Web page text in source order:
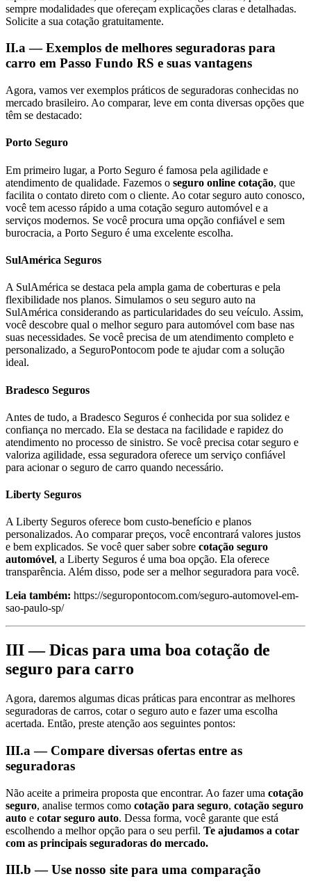
sempre modalidades que ofereçam explicações claras e detalhadas.
Solicite a sua cotação gratuitamente.
II.a — Exemplos de melhores seguradoras para
carro em Passo Fundo RS e suas vantagens
Agora, vamos ver exemplos práticos de seguradoras conhecidas no
mercado brasileiro. Ao comparar, leve em conta diversas opções que
têm se destacado:
Porto Seguro
Em primeiro lugar, a Porto Seguro é famosa pela agilidade e
atendimento de qualidade. Fazemos o seguro online cotação, que
facilita o contato direto com o cliente. Ao cotar seguro auto conosco,
você tem acesso rápido a uma cotação seguro automóvel e a
serviços modernos. Se você procura uma opção confiável e sem
burocracia, a Porto Seguro é uma excelente escolha.
SulAmérica Seguros
A SulAmérica se destaca pela ampla gama de coberturas e pela
flexibilidade nos planos. Simulamos o seu seguro auto na
SulAmérica considerando as particularidades do seu veículo. Assim,
você descobre qual o melhor seguro para automóvel com base nas
suas necessidades. Se você precisa de um atendimento completo e
personalizado, a SeguroPontocom pode te ajudar com a solução
ideal.
Bradesco Seguros
Antes de tudo, a Bradesco Seguros é conhecida por sua solidez e
confiança no mercado. Ela se destaca na facilidade e rapidez do
atendimento no processo de sinistro. Se você precisa cotar seguro e
valoriza agilidade, essa seguradora oferece um serviço confiável
para acionar o seguro de carro quando necessário.
Liberty Seguros
A Liberty Seguros oferece bom custo-benefício e planos
personalizados. Ao comparar preços, você encontrará valores justos
e bem explicados. Se você quer saber sobre cotação seguro
automóvel, a Liberty Seguros é uma boa opção. Ela oferece
transparência. Além disso, pode ser a melhor seguradora para você.
Leia também: https://seguropontocom.com/seguro-automovel-em-
sao-paulo-sp/
III — Dicas para uma boa cotação de
seguro para carro
Agora, daremos algumas dicas práticas para encontrar as melhores
seguradoras de carros, cotar o seguro auto e fazer uma escolha
acertada. Então, preste atenção aos seguintes pontos:
III.a — Compare diversas ofertas entre as
seguradoras
Não aceite a primeira proposta que encontrar. Ao fazer uma cotação
seguro, analise termos como cotação para seguro, cotação seguro
auto e cotar seguro auto. Dessa forma, você garante que está
escolhendo a melhor opção para o seu perfil. Te ajudamos a cotar
com as principais seguradoras do mercado.
III.b — Use nosso site para uma comparação